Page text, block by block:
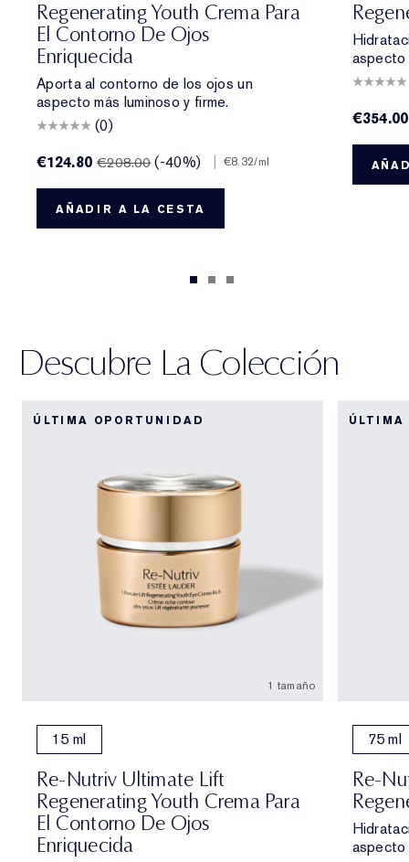
Regenerating Youth Crema Para
El Contorno De Ojos
Enriquecida
Aporta al contorno de los ojos un
aspecto más luminoso y firme.
(0)
€124.80€208.00 (-40%) | €8.32/ml
AÑADIR A LA CESTA
aspecto
€354.00
Descubre La Colección
ÚLTIMA OPORTUNIDAD
1 tamaño
15 ml
Re-Nutriv Ultimate Lift
Regenerating Youth Crema Para
El Contorno De Ojos
Enriquecida
ÚLTIMA
75 ml
Re-
aspecto